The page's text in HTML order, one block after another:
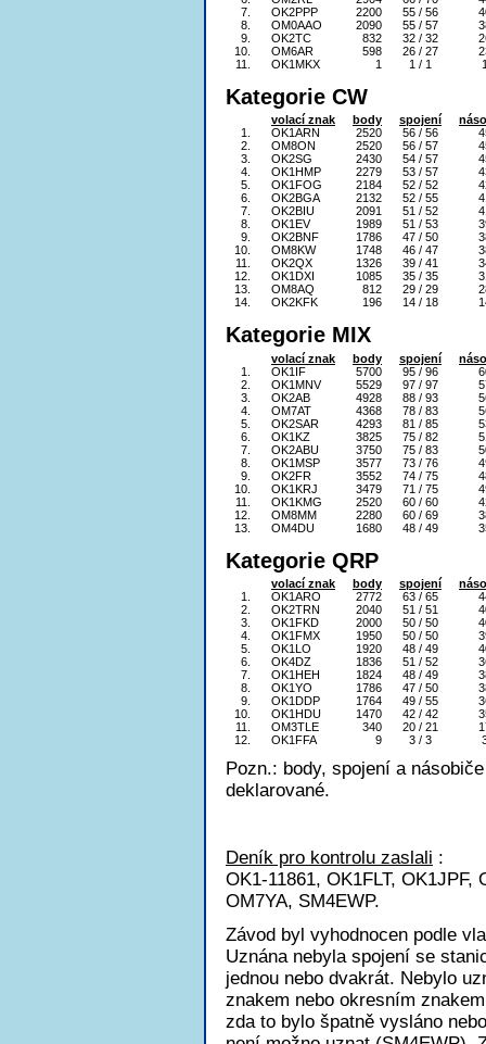
7.
OK2PPP 2200 55 / 56
8.
OM0AAO 2090 55 / 57
9.
OK2TC 832 32 / 32
10.
OM6AR 598 26 / 27
11.
OK1MKX 1 1 / 1
Kategorie CW
volací znak body spojení
1.
OK1ARN 2520 56 / 56
2.
OM8ON 2520 56 / 57
3.
OK2SG 2430 54 / 57
4.
OK1HMP 2279 53 / 57
5.
OK1FOG 2184 52 / 52
6.
OK2BGA 2132 52 / 55
7.
OK2BIU 2091 51 / 52
8.
OK1EV 1989 51 / 53
9.
OK2BNF 1786 47 / 50
10.
OM8KW 1748 46 / 47
11.
OK2QX 1326 39 / 41
12.
OK1DXI 1085 35 / 35
13.
OM8AQ 812 29 / 29
14.
OK2KFK 196 14 / 18
Kategorie MIX
volací znak body spojení
1.
OK1IF 5700 95 / 96
2.
OK1MNV 5529 97 / 97
3.
OK2AB 4928 88 / 93
4.
OM7AT 4368 78 / 83
5.
OK2SAR 4293 81 / 85
6.
OK1KZ 3825 75 / 82
7.
OK2ABU 3750 75 / 83
8.
OK1MSP 3577 73 / 76
9.
OK2FR 3552 74 / 75
10.
OK1KRJ 3479 71 / 75
11.
OK1KMG 2520 60 / 60
12.
OM8MM 2280 60 / 69
13.
OM4DU 1680 48 / 49
Kategorie QRP
volací znak body spojení
1.
OK1ARO 2772 63 / 65
2.
OK2TRN 2040 51 / 51
3.
OK1FKD 2000 50 / 50
4.
OK1FMX 1950 50 / 50
5.
OK1LO 1920 48 / 49
6.
OK4DZ 1836 51 / 52
7.
OK1HEH 1824 48 / 49
8.
OK1YO 1786 47 / 50
9.
OK1DDP 1764 49 / 55
10.
OK1HDU 1470 42 / 42
11.
OM3TLE 340 20 / 21
12.
OK1FFA 9 3 / 3
Pozn.: body, spojení a
deklarované.
Deník pro kontrolu zaslali :
OK1-11861, OK1FLT,
OM7YA, SM4EWP.
Závod byl vyhodnocen podle
Uznána nebyla spojení se
jednou nebo dvakrát. Nebylo
znakem nebo okresním
zda to bylo špatně vysláno